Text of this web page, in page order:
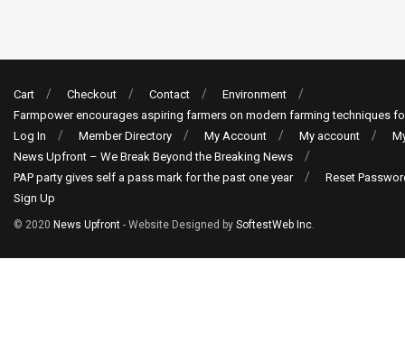
Cart Checkout Contact
Environment
Farmpower encourages aspiring farmers on modern farming techniques
Log In
Member Directory My Account My account
News Upfront – We Break Beyond the Breaking News
PAP party gives self a pass mark for the past one year
Reset
Sign Up
© 2020 News Upfront - Website Designed by SoftestWeb Inc.